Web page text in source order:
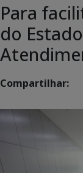
Para
do
Compartilhar: